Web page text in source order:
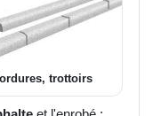
trottoirs